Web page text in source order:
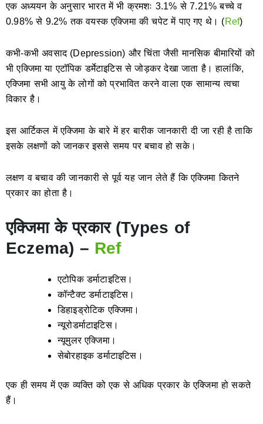
एक अध्ययन के अनुसार भारत में भी क्रमशः 3.1% से 7.21% बच्चे व
0.98% से 9.2% तक वयस्क एक्जिमा की चपेट में पाए गए थे। (Ref)
कभी-कभी अवसाद (Depression) और चिंता जैसी मानसिक बीमारियों को
भी एक्जिमा या एटॉपिक डर्मेटाइटिस से जोड़कर देखा जाता है। हालांकि,
एक्जिमा सभी आयु के लोगों को प्रभावित करने वाला एक सामान्य त्वचा
विकार है।
इस आर्टिकल में एक्जिमा के बारे में हर बारीक जानकारी दी जा रही है ताकि
इसके लक्षणों को जानकर इससे समय पर बचाव हो सके।
लक्षण व बचाव की जानकारी से पूर्व यह जान लेते हैं कि एक्जिमा कितने
प्रकार का होता है।
एक्जिमा के प्रकार (Types of
Eczema) – Ref
एटोपिक डर्माटाइटिस।
कॉन्टैक्ट डर्माटाइटिस।
डिहाइड्रोटिक एक्जिमा।
न्यूरोडर्माटाइटिस।
न्यूमुलर एक्जिमा।
सेबोरहाइक डर्माटाइटिस।
एक ही समय में एक व्यक्ति को एक से अधिक प्रकार के एक्जिमा हो सकते
हैं।